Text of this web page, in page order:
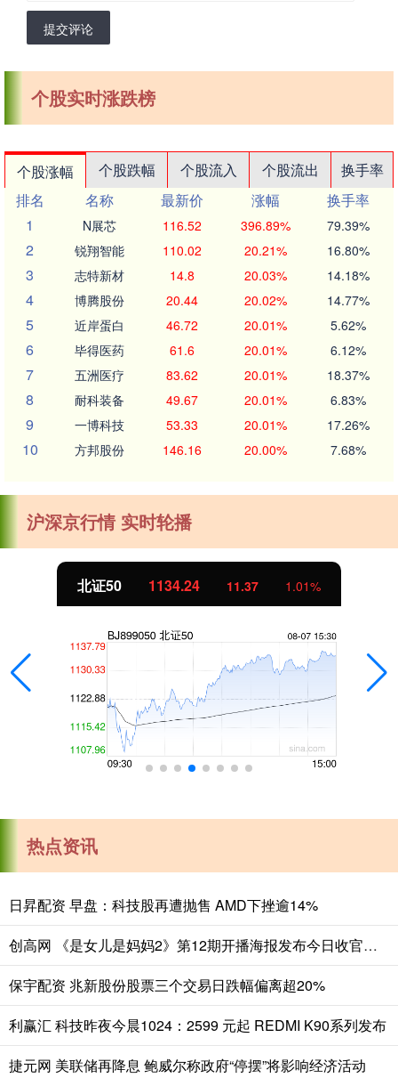
提交评论
个股实时涨跌榜
个股涨幅 个股跌幅 个股流入 个股流出
换手率
排名
名称 最新价 涨幅
换手率
1
N展芯 116.52 396.89% 79.39%
2 锐翔智能 110.02 20.21% 16.80%
3 志特新材 14.8 20.03% 14.18%
4 博腾股份 20.44 20.02% 14.77%
5 近岸蛋白 46.72 20.01% 5.62%
6 毕得医药 61.6 20.01% 6.12%
7 五洲医疗 83.62 20.01% 18.37%
8 耐科装备 49.67 20.01% 6.83%
9 一博科技 53.33 20.01% 17.26%
10 方邦股份 146.16 20.00% 7.68%
沪深京行情 实时轮播
北证50 1134.24 11.37 1.01%
热点资讯
日昇配资 早盘：科技股再遭抛售 AMD下挫逾14%
创高网 《是女儿是妈妈2》第12期开播海报发布今日收官，是告别也是新生_节目_女性_成长
保宇配资 兆新股份股票三个交易日跌幅偏离超20%
利赢汇 科技昨夜今晨1024：2599 元起 REDMI K90系列发布
捷元网 美联储再降息 鲍威尔称政府“停摆”将影响经济活动